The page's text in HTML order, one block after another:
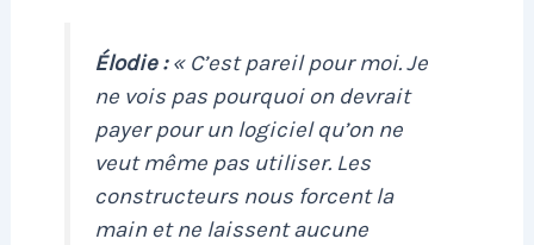
Élodie :« C’est pareil pour moi. Je
ne vois pas pourquoi on devrait
payer pour un logiciel qu’on ne
veut même pas utiliser. Les
constructeurs nous forcent la
main et ne laissent aucune